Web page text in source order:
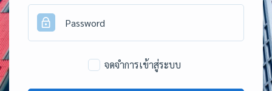
จดจำการเข้าสู่ระบบ